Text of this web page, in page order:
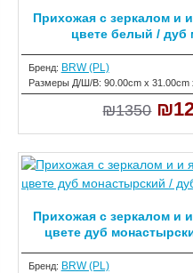
Бренд: BRW (PL)
Размеры Д/Ш/В: 90.00cm x 31.00cm
Прихожая с зеркалом и
цвете белый / дуб
₪1350
Бренд: BRW (PL)
Прихожая с зеркалом и
цвете дуб